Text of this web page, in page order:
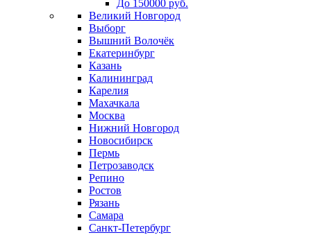
До 150000 руб.
Великий Новгород
Выборг
Вышний Волочёк
Екатеринбург
Казань
Калининград
Карелия
Махачкала
Москва
Нижний Новгород
Новосибирск
Пермь
Петрозаводск
Репино
Ростов
Рязань
Самара
Санкт-Петербург